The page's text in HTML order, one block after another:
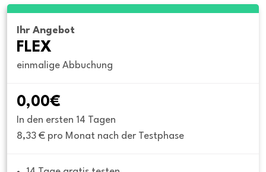
Ihr Angebot
FLEX
einmalige Abbuchung
0,00€
In den ersten 14 Tagen
8,33 € pro Monat nach der Testphase